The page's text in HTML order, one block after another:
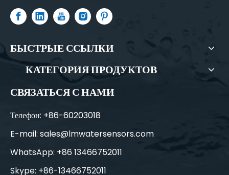
БЫСТРЫЕ ССЫЛКИ
КАТЕГОРИЯ ПРОДУКТОВ
СВЯЗАТЬСЯ С НАМИ
Телефон: +86-60203018
E-mail: sales@lmwatersensors.com
WhatsApp: +86 13466752011
Skype: +86-13466752011